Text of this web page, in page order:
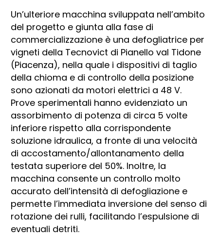
Un’ulteriore macchina sviluppata nell’ambito
del progetto e giunta alla fase di
commercializzazione è una defogliatrice per
vigneti della Tecnovict di Pianello val Tidone
(Piacenza), nella quale i dispositivi di taglio
della chioma e di controllo della posizione
sono azionati da motori elettrici a 48 V.
Prove sperimentali hanno evidenziato un
assorbimento di potenza di circa 5 volte
inferiore rispetto alla corrispondente
soluzione idraulica, a fronte di una velocità
di accostamento/allontanamento della
testata superiore del 50%. Inoltre, la
macchina consente un controllo molto
accurato dell’intensità di defogliazione e
permette l’immediata inversione del senso di
rotazione dei rulli, facilitando l’espulsione di
eventuali detriti.